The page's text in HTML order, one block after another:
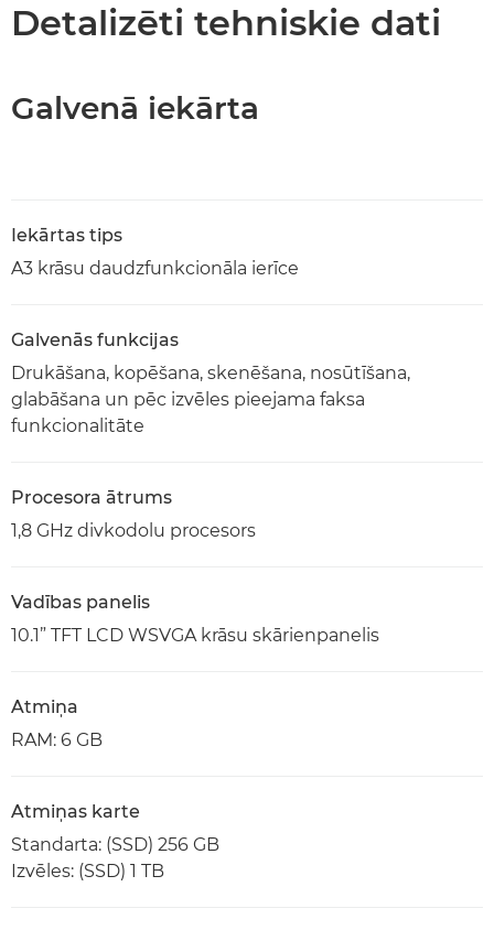
Detalizēti tehniskie dati
Galvenā iekārta
Iekārtas tips
A3 krāsu daudzfunkcionāla ierīce
Galvenās funkcijas
Drukāšana, kopēšana, skenēšana, nosūtīšana,
glabāšana un pēc izvēles pieejama faksa
funkcionalitāte
Procesora ātrums
1,8 GHz divkodolu procesors
Vadības panelis
10.1” TFT LCD WSVGA krāsu skārienpanelis
Atmiņa
RAM: 6 GB
Atmiņas karte
Standarta: (SSD) 256 GB
Izvēles: (SSD) 1 TB